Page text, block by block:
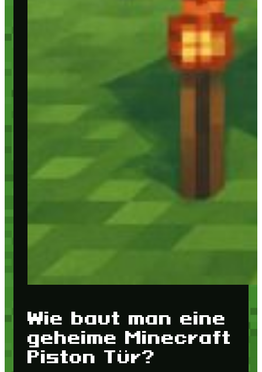
Wie baut man eine
geheime Minecraft
Piston Tür?